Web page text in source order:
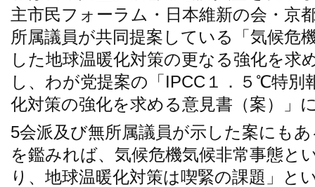
主市民フォーラム・日本維新の会・京
所属議員が共同提案している「気候危
した地球温暖化対策の更なる強化を求
し、わが党提案の「IPCC１．５℃特別
化対策の強化を求める意見書（案）」
5会派及び無所属議員が示した案にも
を鑑みれば、気候危機気候非常事態と
り、地球温暖化対策は喫緊の課題」と